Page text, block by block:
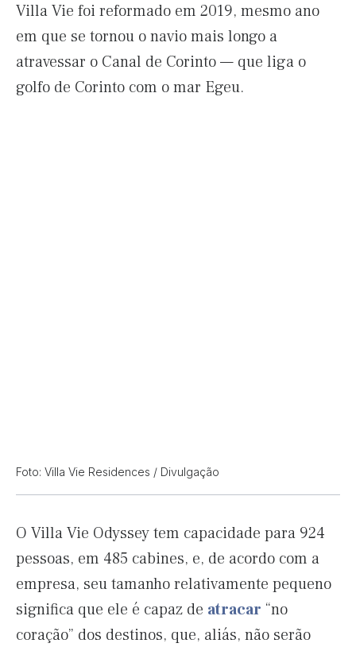
Villa Vie foi reformado em 2019, mesmo ano
em que se tornou o navio mais longo a
atravessar o Canal de Corinto — que liga o
golfo de Corinto com o mar Egeu.
Foto: Villa Vie Residences / Divulgação
O Villa Vie Odyssey tem capacidade para 924
pessoas, em 485 cabines, e, de acordo com a
empresa, seu tamanho relativamente pequeno
significa que ele é capaz de atracar “no
coração” dos destinos, que, aliás, não serão